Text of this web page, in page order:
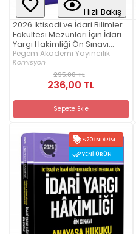
Hızlı Bakış
2026 İktisadi ve İdari Bilimler
Fakültesi Mezunları İçin İdari
Yargı Hakimliği Ön Sınavı
Borçlar Hukuku Konu Anlatımlı
Pegem Akademi Yayıncılık
Komisyon
295,00 TL
236,00 TL
Sepete Ekle
%20 İNDIRIM
YENI ÜRÜN